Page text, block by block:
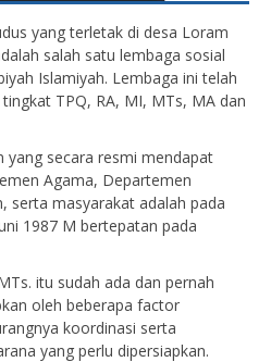
yang terletak di desa Loram
salah satu lembaga sosial
Islamiyah. Lembaga ini telah
TPQ, RA, MI, MTs, MA dan
yang secara resmi mendapat
Agama, Departemen
serta masyarakat adalah pada
1987 M bertepatan pada
itu sudah ada dan pernah
oleh beberapa factor
koordinasi serta
yang perlu dipersiapkan.